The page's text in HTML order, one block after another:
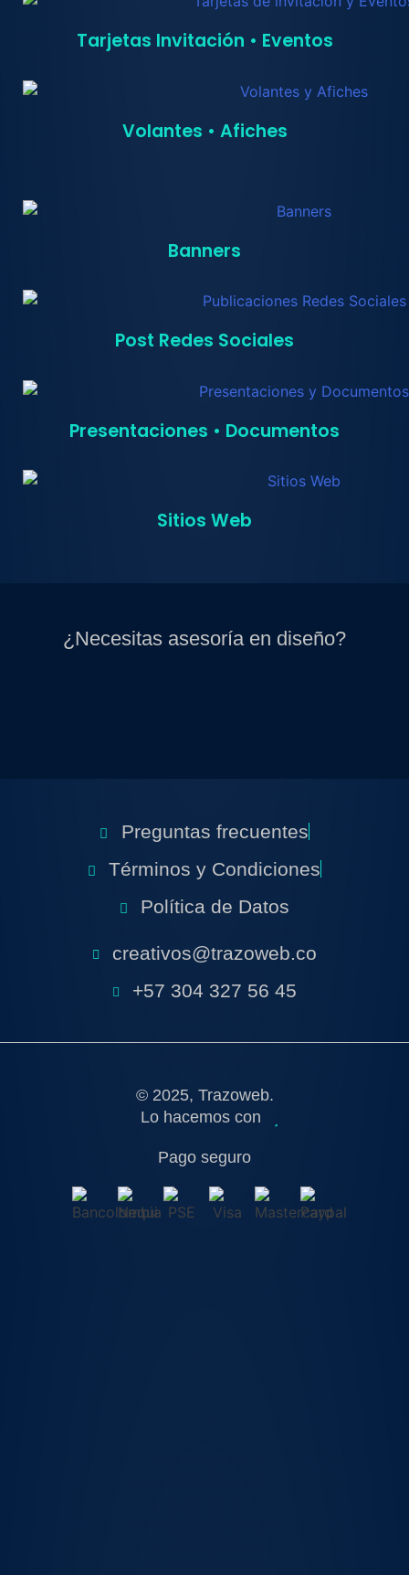
Tarjetas Invitación • Eventos
Volantes • Afiches
Banners
Post Redes Sociales
Presentaciones • Documentos
Sitios Web
¿Necesitas asesoría en diseño?
Preguntas frecuentes
Términos y Condiciones
Política de Datos
creativos@trazoweb.co
+57 304 327 56 45
© 2025, Trazoweb.
Lo hacemos con
Pago seguro